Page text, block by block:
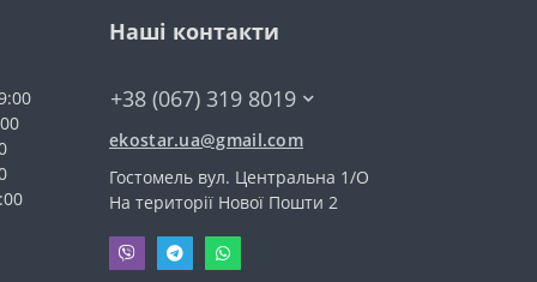
Наші контакти
+38 (067) 319 8019
ekostar.ua@gmail.com
Гостомель вул. Центральна 1/О
На території Нової Пошти 2